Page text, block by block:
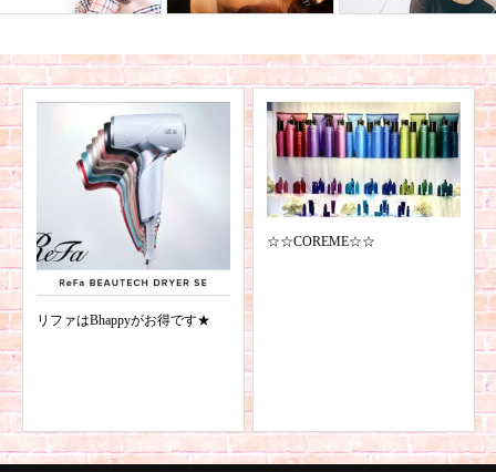
リファはBhappyがお得です★
☆☆COREME☆☆